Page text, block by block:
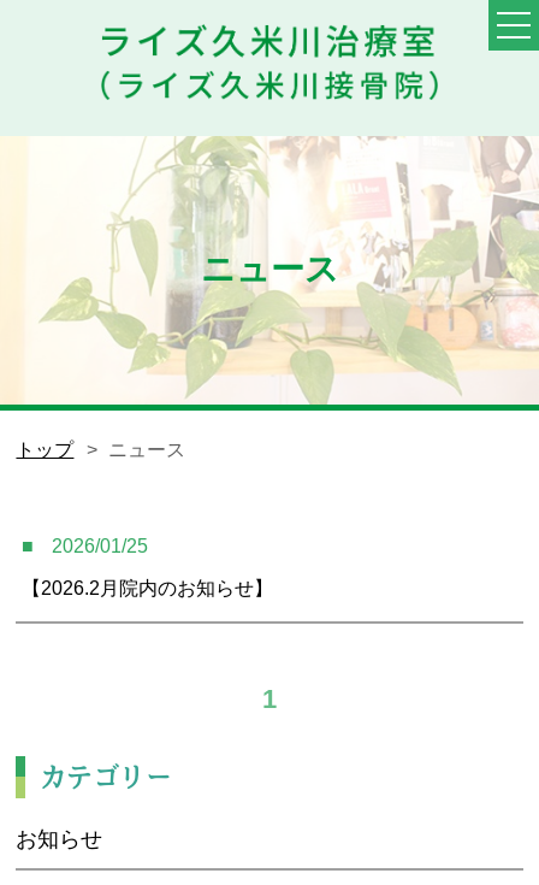
料金・メニュー
初めての方へ
他院との違い
患者様の声
予約・お問合せ
ニュース
トップ ニュース
2026/01/25
【2026.2月院内のお知らせ】
1
カテゴリー
お知らせ